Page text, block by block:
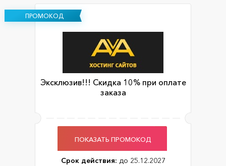
ПРОМОКОД
Эксклюзив!!! Скидка 10% при оплате
заказа
ПОКАЗАТЬ ПРОМОКОД
Срок действия: до 25.12.2027